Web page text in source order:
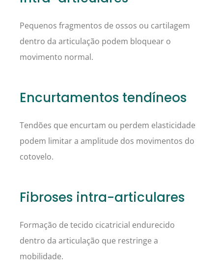
Pequenos fragmentos de ossos ou cartilagem
dentro da articulação podem bloquear o
movimento normal.
Encurtamentos tendíneos
Tendões que encurtam ou perdem elasticidade
podem limitar a amplitude dos movimentos do
cotovelo.
Fibroses intra-articulares
Formação de tecido cicatricial endurecido
dentro da articulação que restringe a
mobilidade.